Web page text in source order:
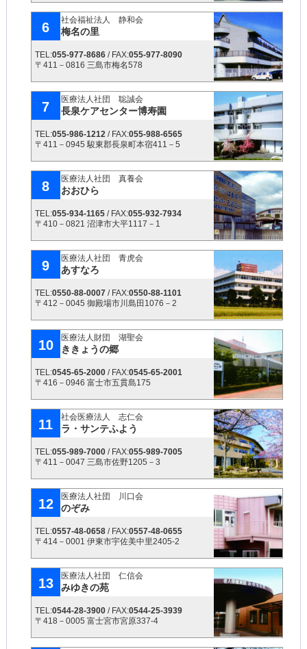
6 社会福祉法人 静和会
梅名の里
TEL:055-977-8686/ FAX:055-977-8090
〒411－0816 三島市梅名578
7 医療法人社団 聡誠会
長泉ケアセンター博寿園
TEL:055-986-1212/ FAX:055-988-6565
〒411－0945 駿東郡長泉町本宿411－5
8 医療法人社団 真養会
おおひら
TEL:055-934-1165/ FAX:055-932-7934
〒410－0821 沼津市大平1117－1
9 医療法人社団 青虎会
あすなろ
TEL:0550-88-0007/ FAX:0550-88-1101
〒412－0045 御殿場市川島田1076－2
10 医療法人財団 湖聖会
ききょうの郷
TEL:0545-65-2000/ FAX:0545-65-2001
〒416－0946 富士市五貫島175
11 社会医療法人 志仁会
ラ・サンテふよう
TEL:055-989-7000/ FAX:055-989-7005
〒411－0047 三島市佐野1205－3
12 医療法人社団 川口会
のぞみ
TEL:0557-48-0658/ FAX:0557-48-0655
〒414－0001 伊東市宇佐美中里2405-2
13 医療法人社団 仁信会
みゆきの苑
TEL:0544-28-3900/ FAX:0544-25-3939
〒418－0005 富士宮市宮原337-4